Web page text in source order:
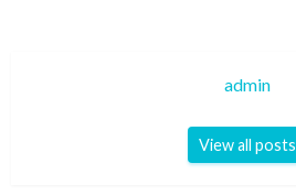
admin
View all posts